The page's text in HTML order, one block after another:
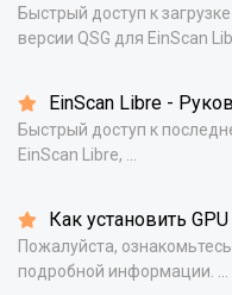
Быстрый доступ к
версии QSG для EinScan
EinScan Libre -
Быстрый доступ к
EinScan Libre, ...
Как установить
Пожалуйста,
подробной информации. ...